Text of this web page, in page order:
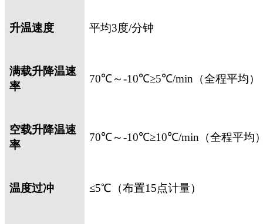
升温速度 平均3度/分钟
满载升降温速
率
70℃～-10℃≥5℃/min （全程平均
空载升降温速
率
70℃～-10℃≥10℃/min （全程平均
温度过冲 ≤5℃（布置15点计量）